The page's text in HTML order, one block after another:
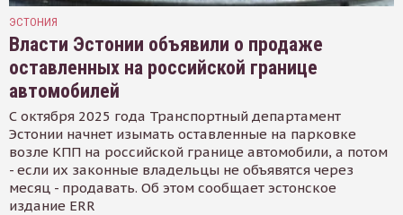
ЭСТОНИЯ
Власти Эстонии объявили о продаже
оставленных на российской границе
автомобилей
С октября 2025 года Транспортный департамент
Эстонии начнет изымать оставленные на парковке
возле КПП на российской границе автомобили, а потом
- если их законные владельцы не объявятся через
месяц - продавать. Об этом сообщает эстонское
издание ERR